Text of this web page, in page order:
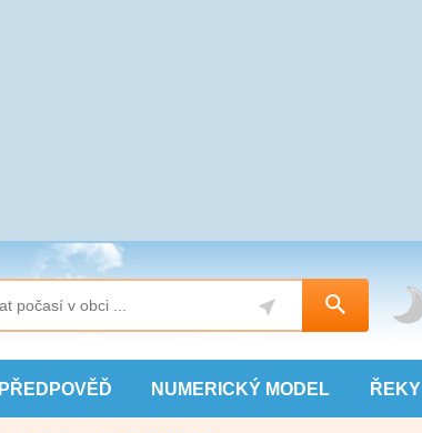
PŘEDPOVĚĎ NUMERICKÝ MODEL ŘEKY